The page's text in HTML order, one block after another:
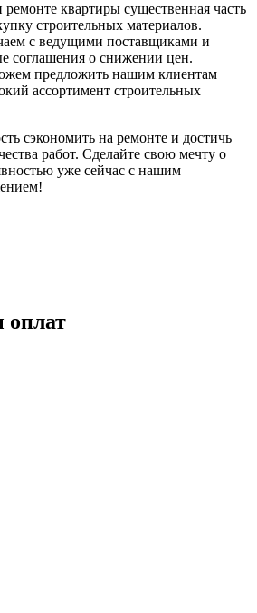
квартиры существенная часть
строительных материалов.
с ведущими поставщиками и
соглашения о снижении цен.
предложить нашим клиентам
ассортимент строительных
сэкономить на ремонте и достичь
работ. Сделайте свою мечту о
уже сейчас с нашим